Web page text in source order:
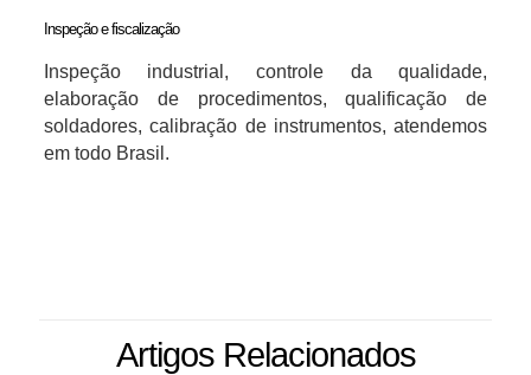
Inspeção e fiscalização
Inspeção industrial, controle da qualidade,
elaboração de procedimentos, qualificação de
soldadores, calibração de instrumentos, atendemos
em todo Brasil.
Artigos Relacionados